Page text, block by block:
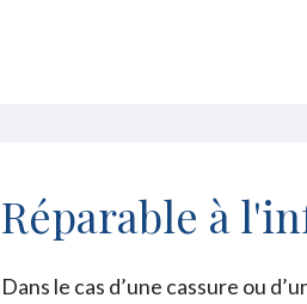
Réparable à
Dans le cas d’une cassure ou